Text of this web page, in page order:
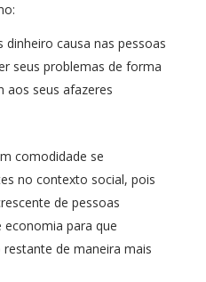
:
dinheiro causa nas pessoas
seus problemas de forma
aos seus afazeres
comodidade se
no contexto social, pois
de pessoas
economia para que
de maneira mais